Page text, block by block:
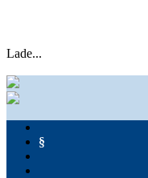
Lade...
§